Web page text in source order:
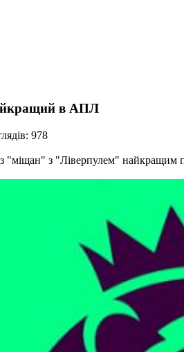
в АПЛ
978
"міщан" з "Ліверпулем" найкращим